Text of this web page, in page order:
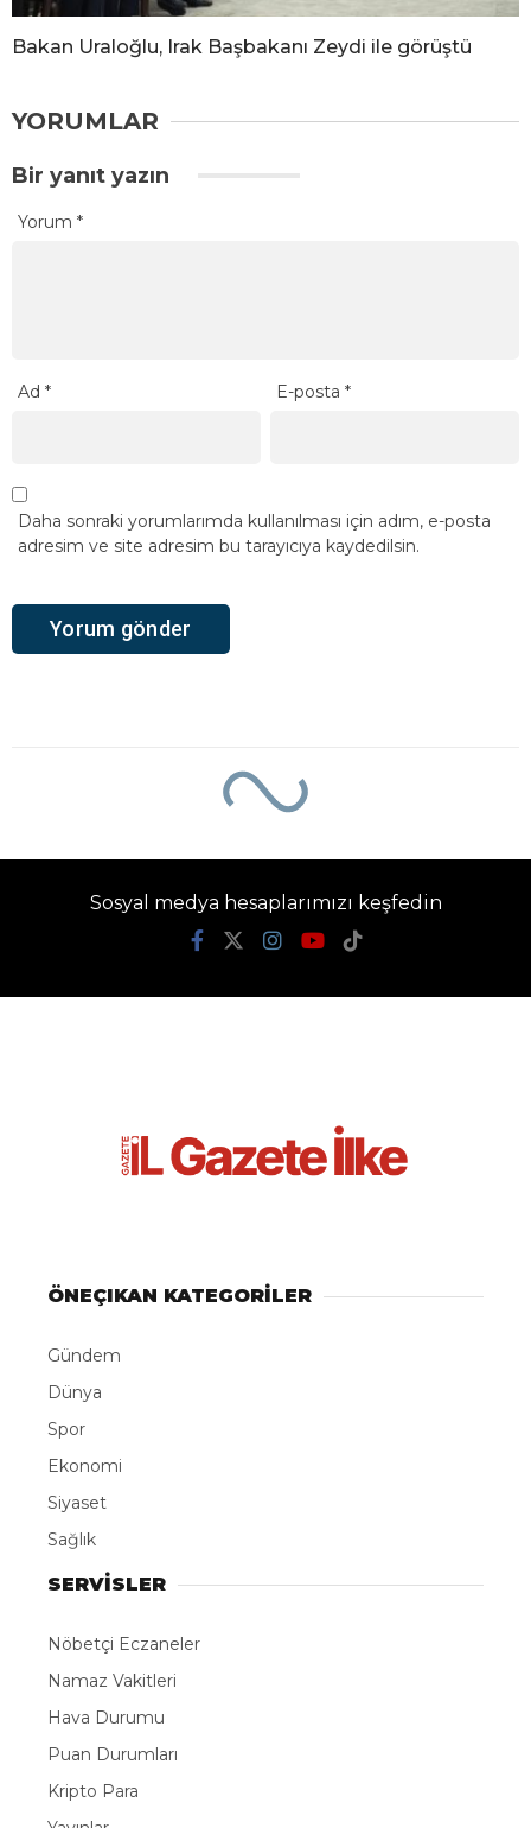
Bakan Uraloğlu, Irak Başbakanı Zeydi ile görüştü
YORUMLAR
Bir yanıt yazın
Yorum *
Ad * E-posta*
Daha sonraki yorumlarımda kullanılması için adım, e-posta
adresim ve site adresim bu tarayıcıya kaydedilsin.
Orman yangınlarıyla
mücadele eden
Fransa’ya Belçika’dan
askeri personel ve su
Giriş: 29-07-2026 19:10
Güncelleme: 29-07-2026 19:11
Belçika hükümeti, orman yangınlarıyla mücadelesini
sürdüren ve uluslararası yardım çağrısı yapan
tankeri ve çeşitli yardım malzemeleri gönderildiğini
açıkladı.